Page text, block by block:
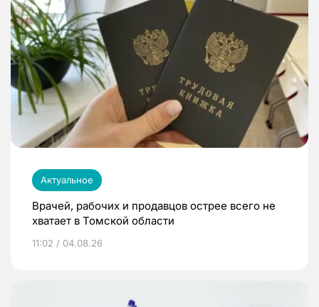
Актуальное
Врачей, рабочих и продавцов острее всего не
хватает в Томской области
11:02 / 04.08.26